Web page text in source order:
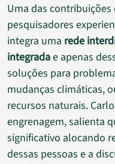
Uma das contribuições
pesquisadores
integra uma rede
integradae apenas
soluções para
mudanças climáticas,
recursos naturais.
engrenagem, salienta
significativo alocando
dessas pessoas e a